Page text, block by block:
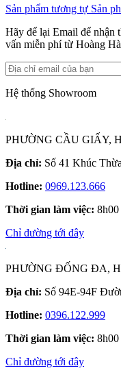
Sản phẩm tương tự Sản
Hãy để lại Email để nhận
vấn miễn phí từ Hoàng
Hệ thống Showroom
PHƯỜNG CẦU GIẤY,
Địa chỉ: Số 41 Khúc
Hotline: 0969.123.666
Thời gian làm việc: 8h00
Chỉ đường tới đây
PHƯỜNG ĐỐNG ĐA,
Địa chỉ: Số 94E-94F
Hotline: 0396.122.999
Thời gian làm việc: 8h00
Chỉ đường tới đây